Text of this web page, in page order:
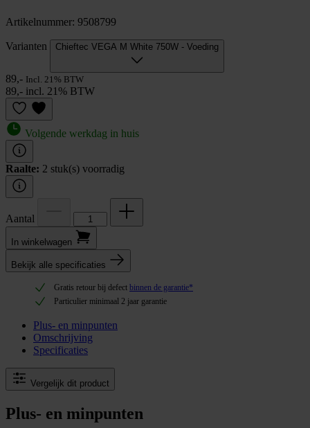
Artikelnummer: 9508799
Varianten Chieftec VEGA M White 750W - Voeding
89,- Incl. 21% BTW
89,- incl. 21% BTW
Volgende werkdag in huis
Raalte: 2 stuk(s) voorradig
Aantal
In winkel­wagen
Bekijk alle specificaties
Gratis retour bij defect binnen de garantie*
Particulier minimaal 2 jaar garantie
Plus- en minpunten
Omschrijving
Specificaties
Vergelijk dit product
Plus- en minpunten